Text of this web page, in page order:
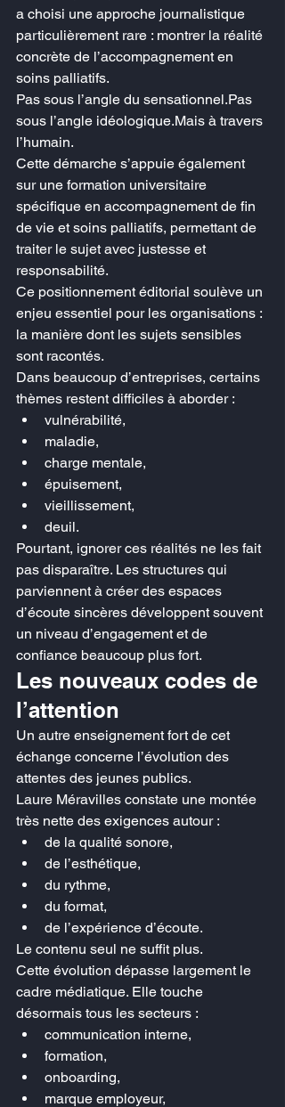
a choisi une approche journalistique
particulièrement rare : montrer la réalité
concrète de l’accompagnement en
soins palliatifs.
Pas sous l’angle du sensationnel.Pas
sous l’angle idéologique.Mais à travers
l’humain.
Cette démarche s’appuie également
sur une formation universitaire
spécifique en accompagnement de fin
de vie et soins palliatifs, permettant de
traiter le sujet avec justesse et
responsabilité.
Ce positionnement éditorial soulève un
enjeu essentiel pour les organisations :
la manière dont les sujets sensibles
sont racontés.
Dans beaucoup d’entreprises, certains
thèmes restent difficiles à aborder :
vulnérabilité,
maladie,
charge mentale,
épuisement,
vieillissement,
deuil.
Pourtant, ignorer ces réalités ne les fait
pas disparaître. Les structures qui
parviennent à créer des espaces
d’écoute sincères développent souvent
un niveau d’engagement et de
confiance beaucoup plus fort.
Les nouveaux codes de
l’attention
Un autre enseignement fort de cet
échange concerne l’évolution des
attentes des jeunes publics.
Laure Méravilles constate une montée
très nette des exigences autour :
de la qualité sonore,
de l’esthétique,
du rythme,
du format,
de l’expérience d’écoute.
Le contenu seul ne suffit plus.
Cette évolution dépasse largement le
cadre médiatique. Elle touche
désormais tous les secteurs :
communication interne,
formation,
onboarding,
marque employeur,